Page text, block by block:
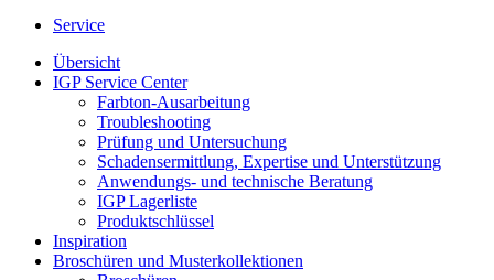
Service
Übersicht
IGP Service Center
Farbton-Ausarbeitung
Troubleshooting
Prüfung und Untersuchung
Schadensermittlung, Expertise und Unterstützung
Anwendungs- und technische Beratung
IGP Lagerliste
Produktschlüssel
Inspiration
Broschüren und Musterkollektionen